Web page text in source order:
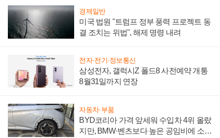
경제일반
미국 법원 "트럼프 정부 풍력 프로젝트 동
결 조치는 위법", 해제 명령 내려
전자·전기·정보통신
삼성전자, 갤럭시Z 폴드8 사전예약 개통
8월31일까지 연장
자동차·부품
BYD코리아 가격 앞세워 수입차 4위 올랐
지만, BMW·벤츠보다 높은 공임비에 소비